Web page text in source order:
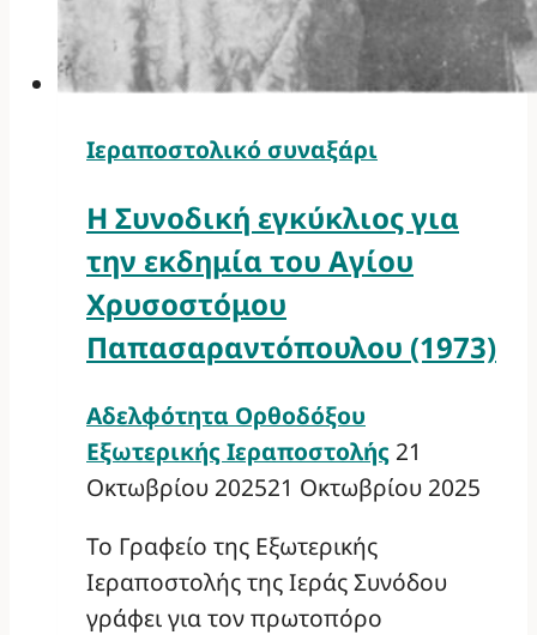
Ιεραποστολικό συναξάρι
Η Συνοδική εγκύκλιος για
την εκδημία του Αγίου
Χρυσοστόμου
Παπασαραντόπουλου (1973)
Αδελφότητα Ορθοδόξου
Εξωτερικής Ιεραποστολής 21
Οκτωβρίου 202521 Οκτωβρίου 2025
Το Γραφείο της Εξωτερικής
Ιεραποστολής της Ιεράς Συνόδου
γράφει για τον πρωτοπόρο